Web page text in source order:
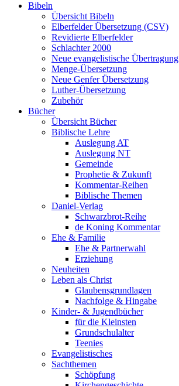
Bibeln
Übersicht Bibeln
Elberfelder Übersetzung (CSV)
Revidierte Elberfelder
Schlachter 2000
Neue evangelistische Übertragung
Menge-Übersetzung
Neue Genfer Übersetzung
Luther-Übersetzung
Zubehör
Bücher
Übersicht Bücher
Biblische Lehre
Auslegung AT
Auslegung NT
Gemeinde
Prophetie & Zukunft
Kommentar-Reihen
Biblische Themen
Daniel-Verlag
Schwarzbrot-Reihe
de Koning Kommentar
Ehe & Familie
Ehe & Partnerwahl
Erziehung
Neuheiten
Leben als Christ
Glaubensgrundlagen
Nachfolge & Hingabe
Kinder- & Jugendbücher
für die Kleinsten
Grundschulalter
Teenies
Evangelistisches
Sachthemen
Schöpfung